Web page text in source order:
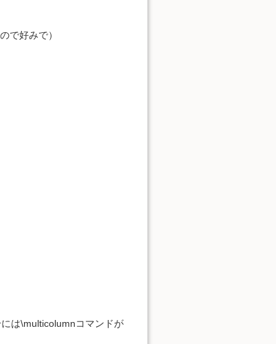
で好みで）
は\multicolumnコマンドが